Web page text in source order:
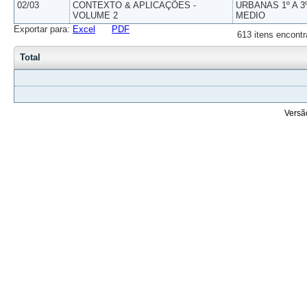
02/03
CONTEXTO & APLICAÇÕES -
VOLUME 2
URBANAS 1º A
MEDIO
613 itens
Exportar para: Excel PDF
Total